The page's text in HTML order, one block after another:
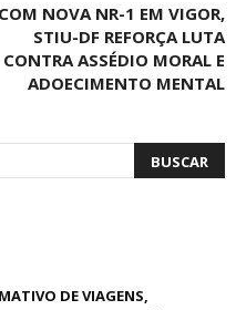
COM NOVA NR-1 EM VIGOR,
STIU-DF REFORÇA LUTA
CONTRA ASSÉDIO MORAL E
ADOECIMENTO MENTAL
DE VIAGENS,